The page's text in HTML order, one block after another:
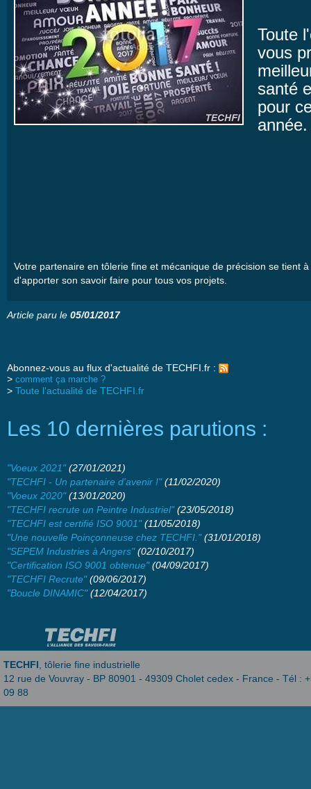
Toute
vous
santé
pour
année.
Votre partenaire en tôlerie fine et mécanique de précision se tient à
d'apporter son savoir faire pour tous vos projets
Article paru le 05/01/2017
Abonnez-vous au flux d'actualité de TECHFI.fr :
> comment ça marche ?
> Toute l'actualité de TECHFI.fr
Les 10 dernières parutions :
"Voeux 2021"(27/01/2021)
"TECHFI - Un partenaire d'avenir !"(11/02/2020)
"Voeux 2020"(13/01/2020)
"TECHFI recrute un Peintre Industriel"(23/05/2018)
"TECHFI est certifié ISO 9001"(11/05/2018)
"Une nouvelle Poinçonneuse chez TECHFI."(31/01/2018)
"SEPEM Industries à Angers"(02/10/2017)
"Certification ISO 9001 obtenue"(04/09/2017)
"TECHFI Recrute"(09/06/2017)
"Boucle DINAMIC"(12/04/2017)
TECHFI, tôlerie fine industrielle
12 rue de Vouvray - BP 80901 - 49309 Cholet cedex - France - Tél :
09 88